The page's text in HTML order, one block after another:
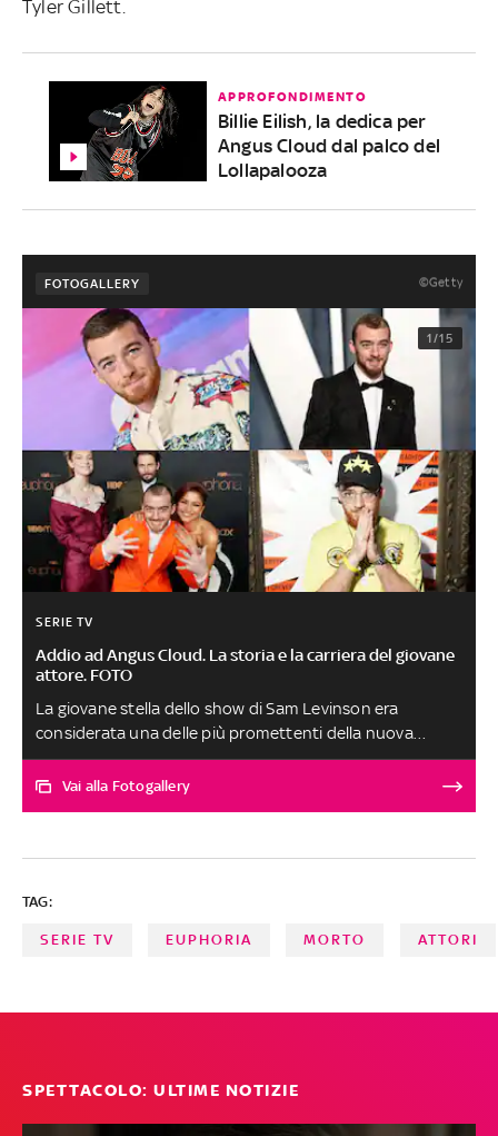
Tyler Gillett.
APPROFONDIMENTO
Billie Eilish, la dedica per
Angus Cloud dal palco del
Lollapalooza
FOTOGALLERY ©Getty
1/15
SERIE TV
Addio ad Angus Cloud. La storia e la carriera del giovane
attore. FOTO
La giovane stella dello show di Sam Levinson era
considerata una delle più promettenti della nuova
Hollywood. Per la famiglia e per i colleghi di set lascia un
vuoto immenso. Ecco una selezione di scatti della sua
Vai alla Fotogallery
TAG:
SERIE TV EUPHORIA MORTO ATTORI
SPETTACOLO: ULTIME NOTIZIE